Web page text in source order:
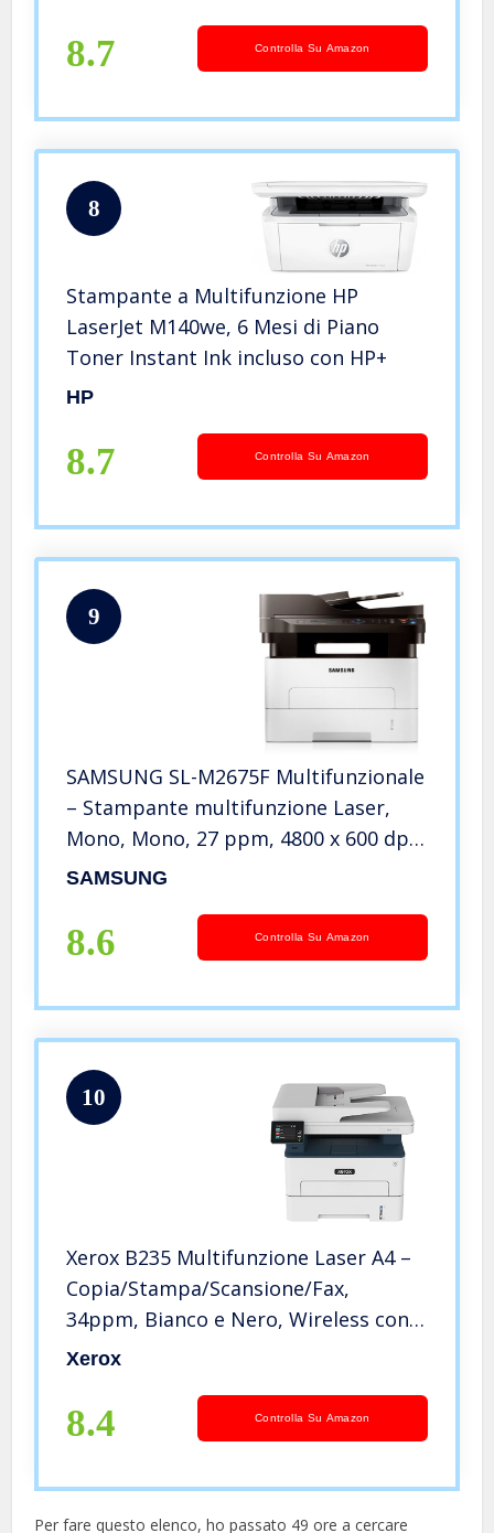
LCD a icone, Grigia
8.7 Controlla Su Amazon
8
Stampante a Multifunzione HP
LaserJet M140we, 6 Mesi di Piano
Toner Instant Ink incluso con HP+
HP
8.7 Controlla Su Amazon
9
SAMSUNG SL-M2675F Multifunzionale
– Stampante multifunzione Laser,
Mono, Mono, 27 ppm, 4800 x 600 dpi,
SPL, colore: Bianco
SAMSUNG
8.6 Controlla Su Amazon
10
Xerox B235 Multifunzione Laser A4 –
Copia/Stampa/Scansione/Fax,
34ppm, Bianco e Nero, Wireless con
Stampa Fronte Retro, Pannello Touch
Xerox
8.4 Controlla Su Amazon
Per fare questo elenco, ho passato 49 ore a cercare